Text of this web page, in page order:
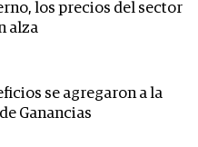
los precios del sector
alza
se agregaron a la
Ganancias